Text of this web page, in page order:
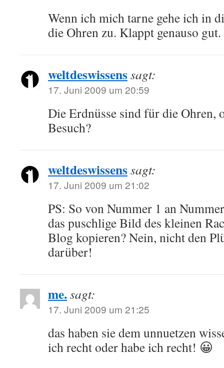
Wenn ich mich tarne gehe ich in
die Ohren zu. Klappt genauso gut.
weltdeswissenssagt:
17. Juni 2009 um 20:59
Die Erdnüsse sind für die Ohren,
Besuch?
weltdeswissenssagt:
17. Juni 2009 um 21:02
PS: So von Nummer 1 an
das puschlige Bild des kleinen
Blog kopieren? Nein, nicht den
darüber!
me.sagt:
17. Juni 2009 um 21:25
das haben sie dem unnuetzen
ich recht oder habe ich recht! 😀